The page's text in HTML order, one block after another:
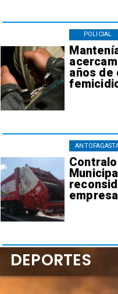
años de
POLICIAL
DEPORTES